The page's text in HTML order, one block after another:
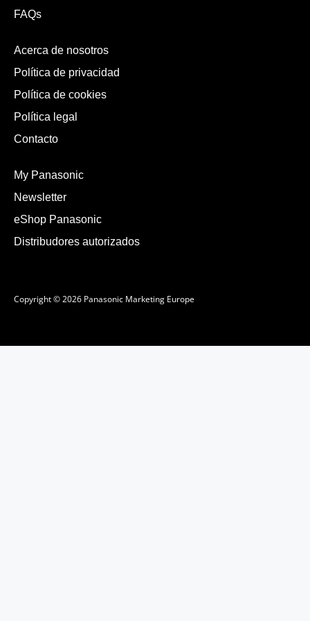
FAQs
Acerca de nosotros
Política de privacidad
Política de cookies
Política legal
Contacto
My Panasonic
Newsletter
eShop Panasonic
Distribudores autorizados
Copyright © 2026 Panasonic Marketing Europe